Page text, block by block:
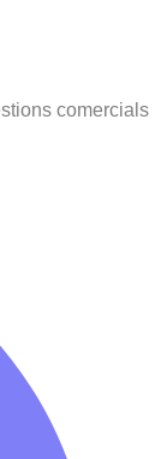
comercials